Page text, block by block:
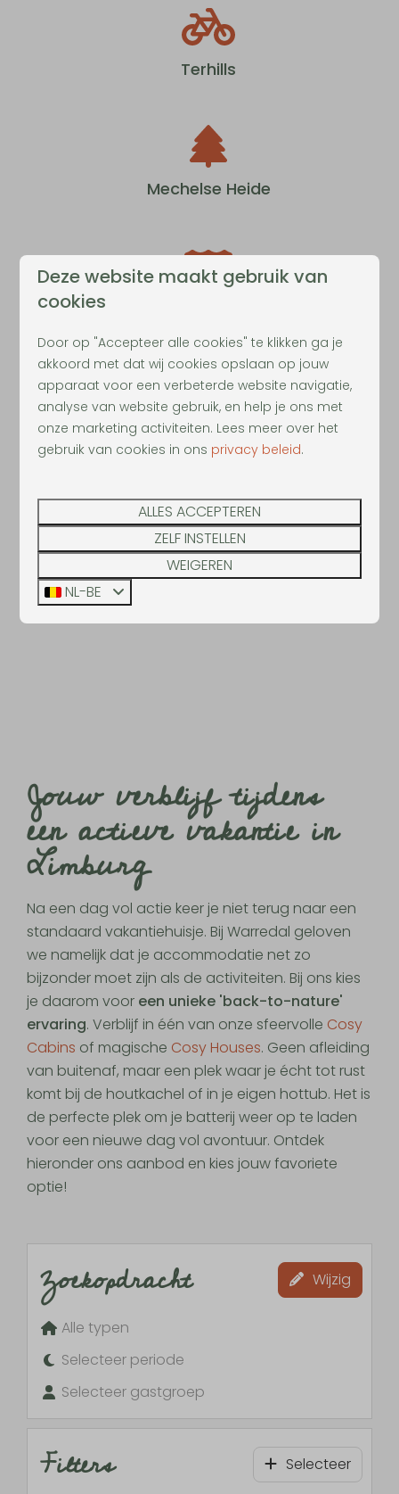
Terhills
Mechelse Heide
Zuid-Willemsvaart & de Maas
Jouw verblijf tijdens
een actieve vakantie in
Limburg
Na een dag vol actie keer je niet terug naar een
standaard vakantiehuisje. Bij Warredal geloven
we namelijk dat je accommodatie net zo
bijzonder moet zijn als de activiteiten. Bij ons kies
je daarom voor een unieke 'back-to-nature'
ervaring. Verblijf in één van onze sfeervolle Cosy
Cabins of magische Cosy Houses. Geen afleiding
van buitenaf, maar een plek waar je écht tot rust
komt bij de houtkachel of in je eigen hottub. Het is
de perfecte plek om je batterij weer op te laden
voor een nieuwe dag vol avontuur. Ontdek
hieronder ons aanbod en kies jouw favoriete
optie!
Zoekopdracht Wijzig
Alle typen
Selecteer periode
Selecteer gastgroep
Filters Selecteer
Deze website maakt gebruik van
cookies
Door op "Accepteer alle cookies" te klikken ga je
akkoord met dat wij cookies opslaan op jouw
apparaat voor een verbeterde website navigatie,
analyse van website gebruik, en help je ons met
onze marketing activiteiten. Lees meer over het
gebruik van cookies in ons privacy beleid.
ALLES ACCEPTEREN
ZELF INSTELLEN
WEIGEREN
NL-BE